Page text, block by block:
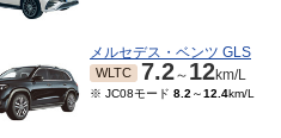
メルセデス・ベンツ GLS
WLTC 7.2～ 12km/L
※ JC08モード 8.2 ～12.4km/L